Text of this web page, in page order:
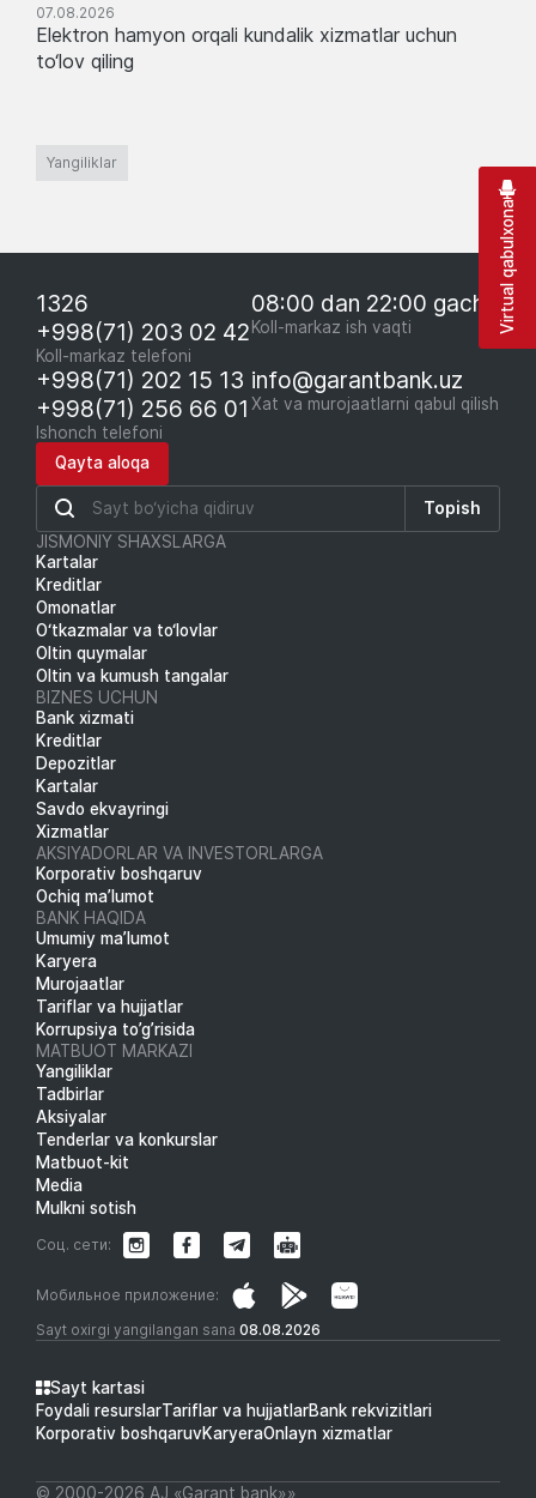
07.08.2026
Elektron hamyon orqali kundalik xizmatlar uchun
to‘lov qiling
Yangiliklar
1326
+998(71) 203 02 42
Koll-markaz telefoni
08:00 dan 22:00 gacha
Koll-markaz ish vaqti
+998(71) 202 15 13
+998(71) 256 66 01
Ishonch telefoni
info@garantbank.uz
Xat va murojaatlarni qabul qilish
Qayta aloqa
Topish
JISMONIY SHAXSLARGA
Kartalar
Kreditlar
Omonatlar
O‘tkazmalar va to‘lovlar
Oltin quymalar
Oltin va kumush tangalar
BIZNES UCHUN
Bank xizmati
Kreditlar
Depozitlar
Kartalar
Savdo ekvayringi
Xizmatlar
AKSIYADORLAR VA INVESTORLARGA
Korporativ boshqaruv
Ochiq ma’lumot
BANK HAQIDA
Umumiy ma’lumot
Karyera
Murojaatlar
Tariflar va hujjatlar
Korrupsiya to’g’risida
MATBUOT MARKAZI
Yangiliklar
Tadbirlar
Aksiyalar
Tenderlar va konkurslar
Matbuot-kit
Media
Mulkni sotish
Sayt oxirgi yangilangan sana 08.08.2026
Мобильное приложение:
Соц. сети:
Sayt kartasi
Foydali resurslarTariflar va hujjatlarBank rekvizitlari
Korporativ boshqaruvKaryeraOnlayn xizmatlar
© 2000-2026 АJ «Garant bank»»
Virtual qabulxona